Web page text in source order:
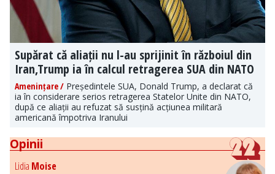
Supărat că aliații nu l-au sprijinit în războiul din
Iran,Trump ia în calcul retragerea SUA din NATO
Amenințare / Președintele SUA, Donald Trump, a declarat că
ia în considerare serios retragerea Statelor Unite din NATO,
după ce aliații au refuzat să susțină acțiunea militară
americană împotriva Iranului
Opinii
Lidia Moise